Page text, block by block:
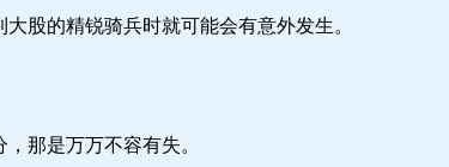
股的精锐骑兵时就可能会有意外发生。
那是万万不容有失。